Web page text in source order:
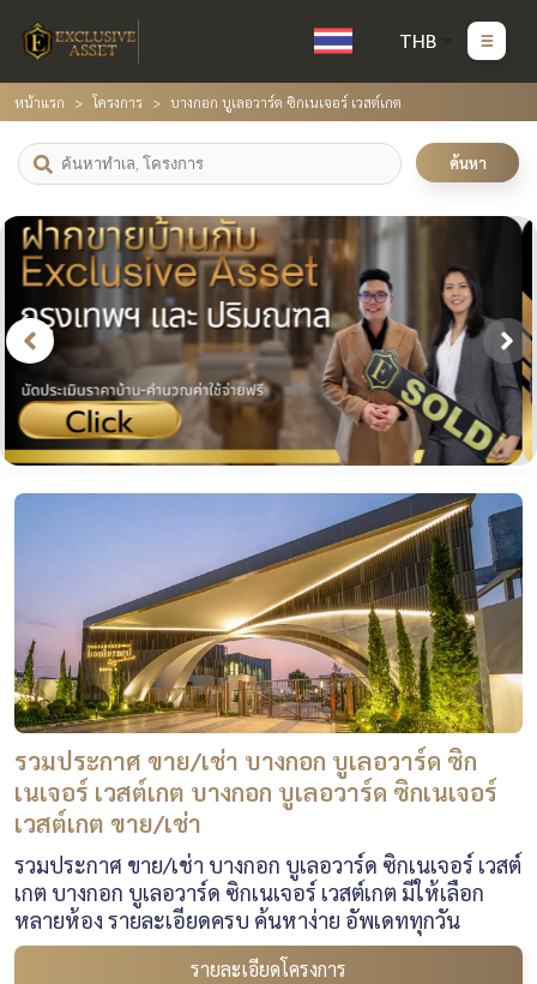
THB
หน้าแรก โครงการ บางกอก บูเลอวาร์ด ซิกเนเจอร์ เวสต์เกต
ค้นหา
รวมประกาศ ขาย/เช่า บางกอก บูเลอวาร์ด ซิก
เนเจอร์ เวสต์เกต บางกอก บูเลอวาร์ด ซิกเนเจอร์
เวสต์เกต ขาย/เช่า
รวมประกาศ ขาย/เช่า บางกอก บูเลอวาร์ด ซิกเนเจอร์ เวสต์
เกต บางกอก บูเลอวาร์ด ซิกเนเจอร์ เวสต์เกต มีให้เลือก
หลายห้อง รายละเอียดครบ ค้นหาง่าย อัพเดททุกวัน
รายละเอียดโครงการ